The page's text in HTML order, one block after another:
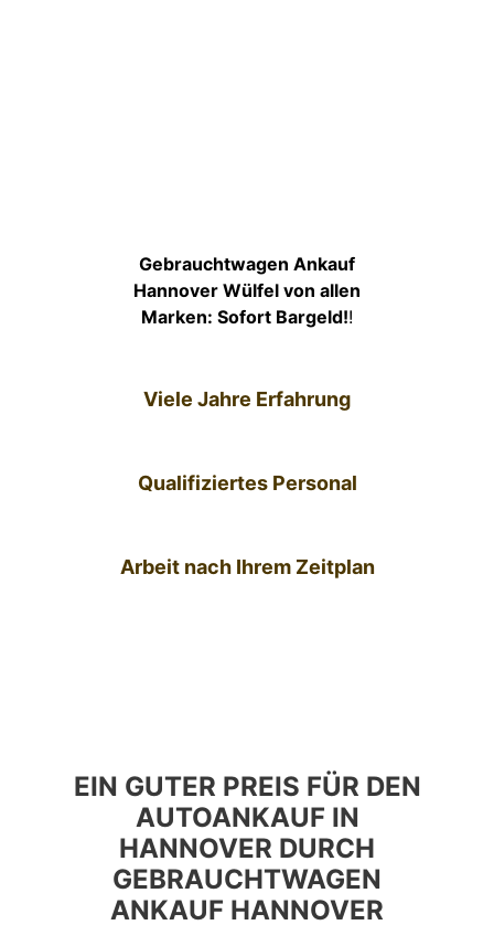
Gebrauchtwagen Ankauf
Hannover Wülfel von allen
Marken: Sofort Bargeld!!
Viele Jahre Erfahrung
Qualifiziertes Personal
Arbeit nach Ihrem Zeitplan
EIN GUTER PREIS FÜR DEN
AUTOANKAUF IN
HANNOVER DURCH
GEBRAUCHTWAGEN
ANKAUF HANNOVER